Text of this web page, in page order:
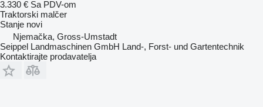
3.330 € Sa PDV-om
Traktorski malčer
Stanje novi
Njemačka, Gross-Umstadt
Seippel Landmaschinen GmbH Land-, Forst- und Gartentechnik
Kontaktirajte prodavatelja